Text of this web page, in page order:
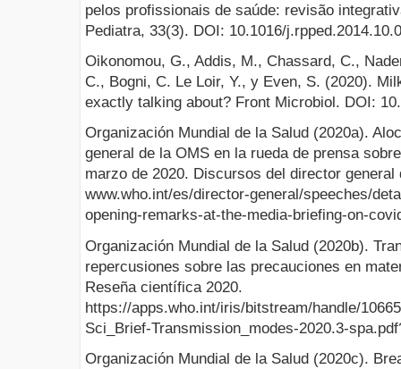
pelos profissionais de saúde: revisão
Pediatra, 33(3). DOI: 10.1016/
Oikonomou, G., Addis, M., Chassard, C.,
C., Bogni, C. Le Loir, Y., y Even, S. (2020).
exactly talking about? Front Microbiol. DOI:
Organización Mundial de la Salud (2020a).
general de la OMS en la rueda de prensa
marzo de 2020. Discursos del director general
www.who.int/es/director-general/speeches/
opening-remarks-at-the-media-briefing-on-
Organización Mundial de la Salud (2020b).
repercusiones sobre las precauciones en
Reseña científica 2020.
https://apps.who.int/iris/bitstream/handle/
Sci_Brief-Transmission_modes-2020.3-
Organización Mundial de la Salud (2020c).